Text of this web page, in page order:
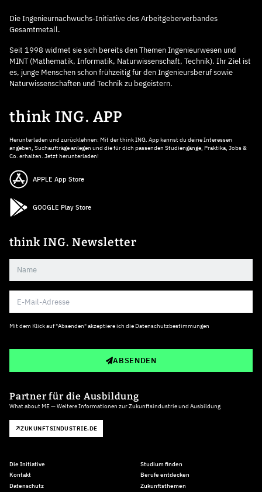
Die Ingenieurnachwuchs-Initiative des Arbeitgeberverbandes
Gesamtmetall.
Seit 1998 widmet sie sich bereits den Themen Ingenieurwesen und
MINT (Mathematik, Informatik, Naturwissenschaft, Technik). Ihr Ziel ist
es, junge Menschen schon frühzeitig für den Ingenieursberuf sowie
Naturwissenschaften und Technik zu begeistern.
think ING. APP
Herunterladen und zurücklehnen: Mit der think ING. App kannst du deine Interessen
angeben, Suchaufträge anlegen und die für dich passenden Studiengänge, Praktika, Jobs &
Co. erhalten. Jetzt herunterladen!
APPLE App Store
GOOGLE Play Store
think ING. Newsletter
Mit dem Klick auf "Absenden" akzeptiere ich die Datenschutzbestimmungen
ABSENDEN
Partner für die Ausbildung
What about ME — Weitere Informationen zur Zukunftsindustrie und Ausbildung
ZUKUNFTSINDUSTRIE.DE
Die Initiative
Kontakt
Datenschutz
Studium finden
Berufe entdecken
Zukunftsthemen